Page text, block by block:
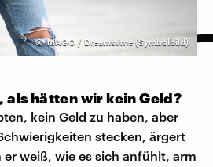
©IMAGO / Dreamstime (Symbolbild)
als hätten wir kein Geld?
kein Geld zu haben, aber
stecken, ärgert
weiß, wie es sich anfühlt, arm